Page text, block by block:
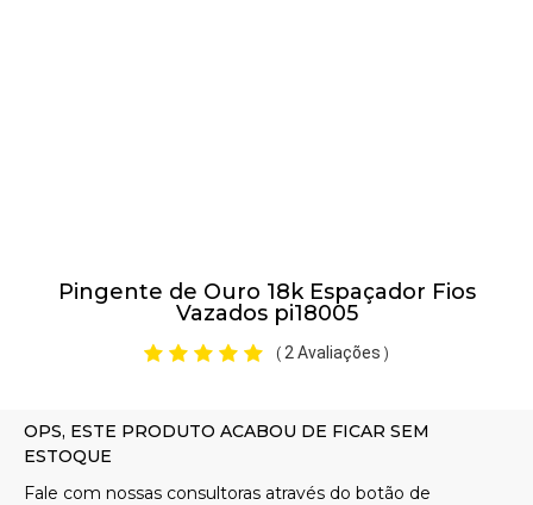
Pingente de Ouro 18k Espaçador Fios
Vazados pi18005
( 2 Avaliações )
Pedras Preciosas
OFERTAS